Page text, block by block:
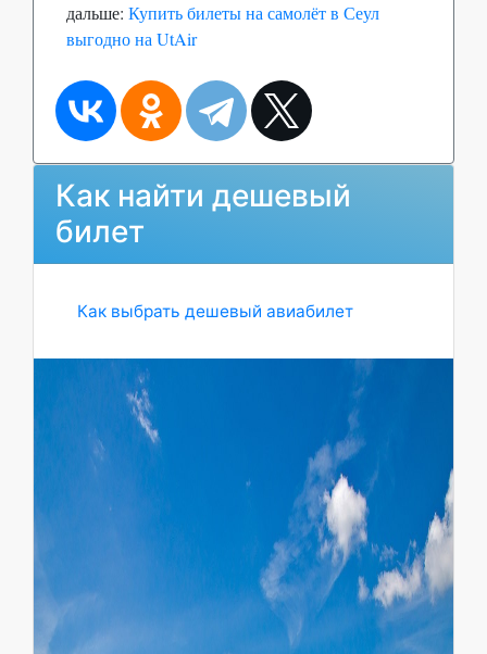
дальше: Купить билеты на самолёт в Сеул
выгодно на UtAir
Как найти дешевый
билет
Как выбрать дешевый авиабилет